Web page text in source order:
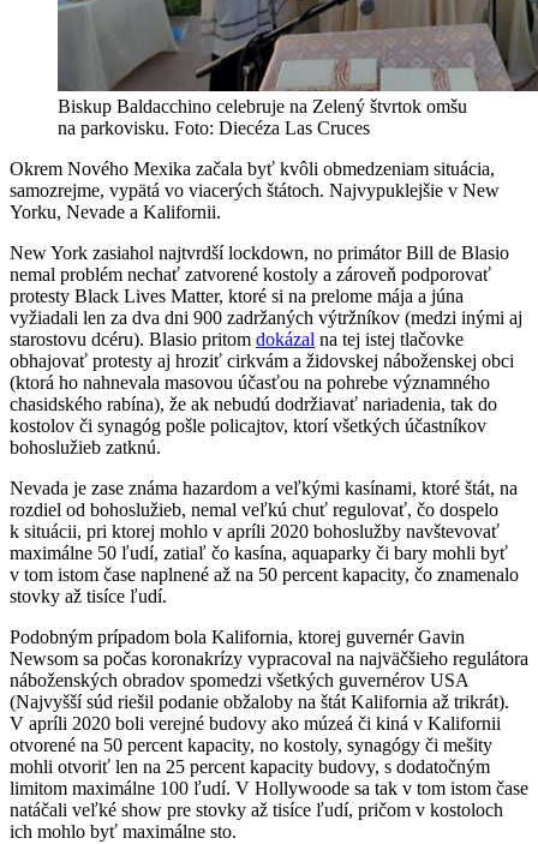
Biskup Baldacchino celebruje na Zelený štvrtok omšu
na parkovisku. Foto: Diecéza Las Cruces
Okrem Nového Mexika začala byť kvôli obmedzeniam situácia,
samozrejme, vypätá vo viacerých štátoch. Najvypuklejšie v New
Yorku, Nevade a Kalifornii.
New York zasiahol najtvrdší lockdown, no primátor Bill de Blasio
nemal problém nechať zatvorené kostoly a zároveň podporovať
protesty Black Lives Matter, ktoré si na prelome mája a júna
vyžiadali len za dva dni 900 zadržaných výtržníkov (medzi inými aj
starostovu dcéru). Blasio pritom dokázal na tej istej tlačovke
obhajovať protesty aj hroziť cirkvám a židovskej náboženskej obci
(ktorá ho nahnevala masovou účasťou na pohrebe významného
chasidského rabína), že ak nebudú dodržiavať nariadenia, tak do
kostolov či synagóg pošle policajtov, ktorí všetkých účastníkov
bohoslužieb zatknú.
Nevada je zase známa hazardom a veľkými kasínami, ktoré štát, na
rozdiel od bohoslužieb, nemal veľkú chuť regulovať, čo dospelo
k situácii, pri ktorej mohlo v apríli 2020 bohoslužby navštevovať
maximálne 50 ľudí, zatiaľ čo kasína, aquaparky či bary mohli byť
v tom istom čase naplnené až na 50 percent kapacity, čo znamenalo
stovky až tisíce ľudí.
Podobným prípadom bola Kalifornia, ktorej guvernér Gavin
Newsom sa počas koronakrízy vypracoval na najväčšieho regulátora
náboženských obradov spomedzi všetkých guvernérov USA
(Najvyšší súd riešil podanie obžaloby na štát Kalifornia až trikrát).
V apríli 2020 boli verejné budovy ako múzeá či kiná v Kalifornii
otvorené na 50 percent kapacity, no kostoly, synagógy či mešity
mohli otvoriť len na 25 percent kapacity budovy, s dodatočným
limitom maximálne 100 ľudí. V Hollywoode sa tak v tom istom čase
natáčali veľké show pre stovky až tisíce ľudí, pričom v kostoloch
ich mohlo byť maximálne sto.